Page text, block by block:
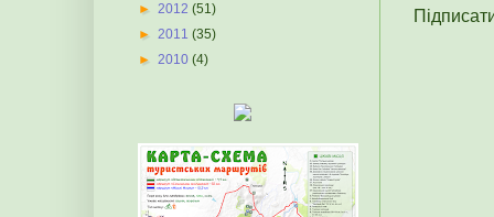
► 2012 (51)
► 2011 (35)
► 2010 (4)